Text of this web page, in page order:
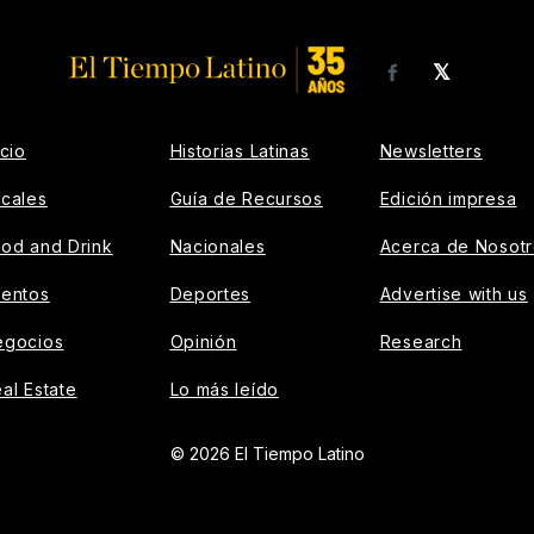
𝕏
Facebook
and Drink
Estate
Historias Latinas
Guía de Recursos
Nacionales
Deportes
Opinión
Lo más leído
Newsletters
Edición impresa
Acerca de
Advertise with us
Research
© 2026 El Tiempo Latino